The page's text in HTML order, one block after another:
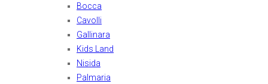
Bocca
Cavolli
Gallinara
Kids Land
Nisida
Palmaria